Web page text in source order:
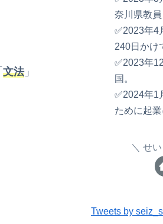
文法」
奈川県教員
✅2023年4
240日かけ
✅2023年
国。
✅2024年1
ために起業
せ
Tweets by